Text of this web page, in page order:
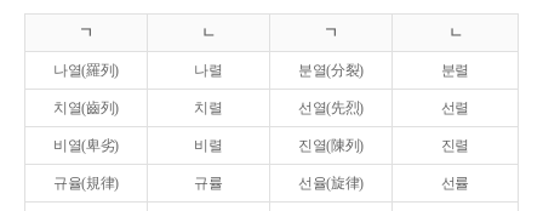
ㄱ ㄴ ㄱ ㄴ
나열(羅列) 나렬 분열(分裂) 분렬
치열(齒列) 치렬 선열(先烈) 선렬
비열(卑劣) 비렬 진열(陳列) 진렬
규율(規律) 규률 선율(旋律) 선률